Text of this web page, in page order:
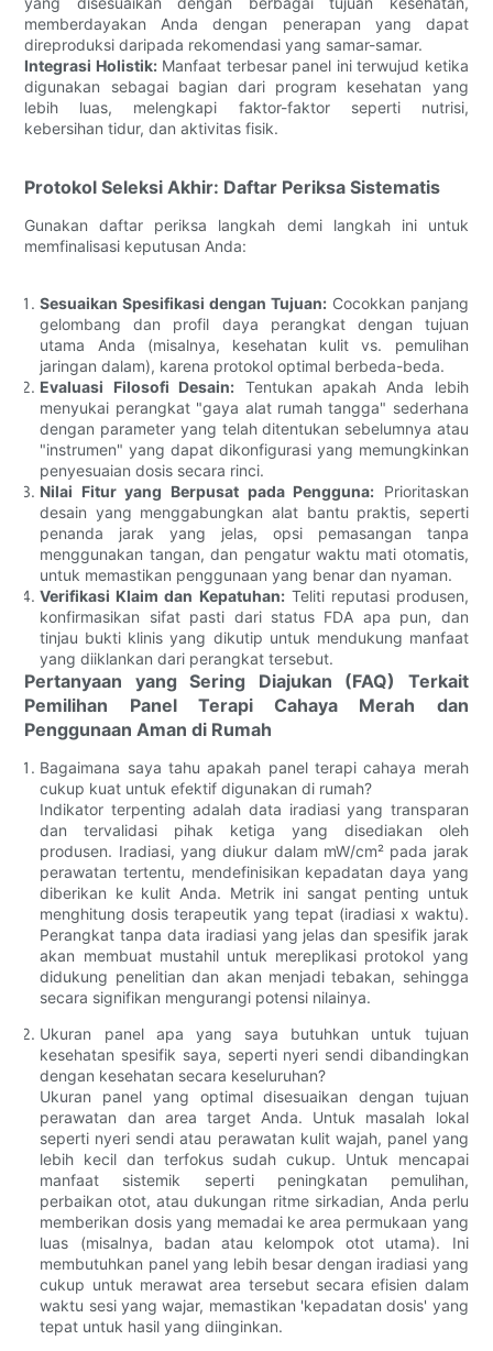
memberdayakan Anda dengan penerapan yang dapat
direproduksi daripada rekomendasi yang samar-samar.
Integrasi Holistik:Manfaat terbesar panel ini terwujud ketika
digunakan sebagai bagian dari program kesehatan yang
lebih luas, melengkapi faktor-faktor seperti nutrisi,
kebersihan tidur, dan aktivitas fisik.
Protokol Seleksi Akhir: Daftar Periksa Sistematis
Gunakan daftar periksa langkah demi langkah ini untuk
memfinalisasi keputusan Anda:
Sesuaikan Spesifikasi dengan Tujuan:Cocokkan panjang
gelombang dan profil daya perangkat dengan tujuan
utama Anda (misalnya, kesehatan kulit vs. pemulihan
jaringan dalam), karena protokol optimal berbeda-beda.
Evaluasi Filosofi Desain: Tentukan apakah Anda lebih
menyukai perangkat "gaya alat rumah tangga" sederhana
dengan parameter yang telah ditentukan sebelumnya atau
"instrumen" yang dapat dikonfigurasi yang memungkinkan
penyesuaian dosis secara rinci.
Nilai Fitur yang Berpusat pada Pengguna: Prioritaskan
desain yang menggabungkan alat bantu praktis, seperti
penanda jarak yang jelas, opsi pemasangan tanpa
menggunakan tangan, dan pengatur waktu mati otomatis,
untuk memastikan penggunaan yang benar dan nyaman.
Verifikasi Klaim dan Kepatuhan:Teliti reputasi produsen,
konfirmasikan sifat pasti dari status FDA apa pun, dan
tinjau bukti klinis yang dikutip untuk mendukung manfaat
yang diiklankan dari perangkat tersebut.
Pertanyaan yang Sering Diajukan (FAQ) Terkait
Pemilihan Panel Terapi Cahaya Merah dan
Penggunaan Aman di Rumah
Bagaimana saya tahu apakah panel terapi cahaya merah
cukup kuat untuk efektif digunakan di rumah?
Indikator terpenting adalah data iradiasi yang transparan
dan tervalidasi pihak ketiga yang disediakan oleh
produsen. Iradiasi, yang diukur dalam mW/cm² pada jarak
perawatan tertentu, mendefinisikan kepadatan daya yang
diberikan ke kulit Anda. Metrik ini sangat penting untuk
menghitung dosis terapeutik yang tepat (iradiasi x waktu).
Perangkat tanpa data iradiasi yang jelas dan spesifik jarak
akan membuat mustahil untuk mereplikasi protokol yang
didukung penelitian dan akan menjadi tebakan, sehingga
secara signifikan mengurangi potensi nilainya.
Ukuran panel apa yang saya butuhkan untuk tujuan
kesehatan spesifik saya, seperti nyeri sendi dibandingkan
dengan kesehatan secara keseluruhan?
Ukuran panel yang optimal disesuaikan dengan tujuan
perawatan dan area target Anda. Untuk masalah lokal
seperti nyeri sendi atau perawatan kulit wajah, panel yang
lebih kecil dan terfokus sudah cukup. Untuk mencapai
manfaat sistemik seperti peningkatan pemulihan,
perbaikan otot, atau dukungan ritme sirkadian, Anda perlu
memberikan dosis yang memadai ke area permukaan yang
luas (misalnya, badan atau kelompok otot utama). Ini
membutuhkan panel yang lebih besar dengan iradiasi yang
cukup untuk merawat area tersebut secara efisien dalam
waktu sesi yang wajar, memastikan 'kepadatan dosis' yang
tepat untuk hasil yang diinginkan.